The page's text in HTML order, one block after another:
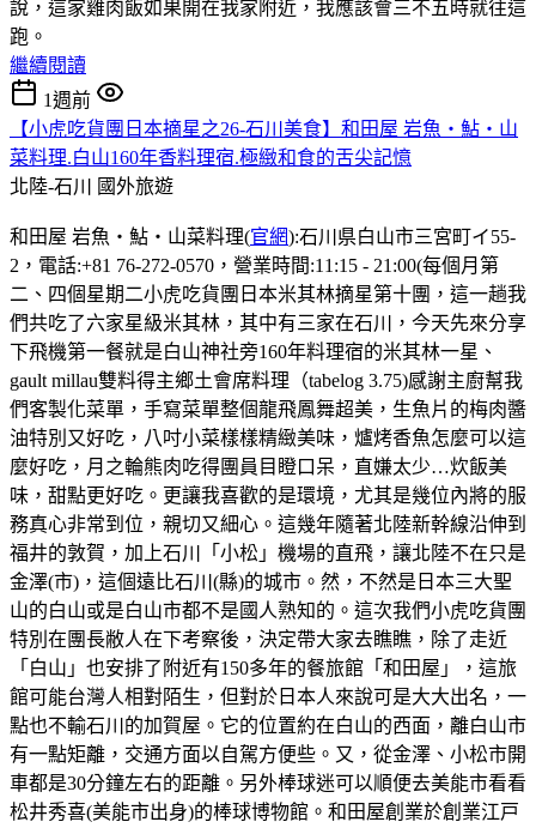
說，這家雞肉飯如果開在我家附近，我應該會三不五時就往這
跑。
繼續閱讀
1週前
【小虎吃貨團日本摘星之26-石川美食】和田屋 岩魚・鮎・山
菜料理.白山160年香料理宿.極緻和食的舌尖記憶
北陸-石川
國外旅遊
和田屋 岩魚・鮎・山菜料理(官網):石川県白山市三宮町イ55-
2，電話:+81 76-272-0570，營業時間:11:15 - 21:00(每個月第
二、四個星期二小虎吃貨團日本米其林摘星第十團，這一趟我
們共吃了六家星級米其林，其中有三家在石川，今天先來分享
下飛機第一餐就是白山神社旁160年料理宿的米其林一星、
gault millau雙料得主鄉土會席料理（tabelog 3.75)感謝主廚幫我
們客製化菜單，手寫菜單整個龍飛鳳舞超美，生魚片的梅肉醬
油特別又好吃，八吋小菜樣樣精緻美味，爐烤香魚怎麼可以這
麼好吃，月之輪熊肉吃得團員目瞪口呆，直嫌太少…炊飯美
味，甜點更好吃。更讓我喜歡的是環境，尤其是幾位內將的服
務真心非常到位，親切又細心。這幾年隨著北陸新幹線沿伸到
福井的敦賀，加上石川「小松」機場的直飛，讓北陸不在只是
金澤(市)，這個遠比石川(縣)的城市。然，不然是日本三大聖
山的白山或是白山市都不是國人熟知的。這次我們小虎吃貨團
特別在團長敝人在下考察後，決定帶大家去瞧瞧，除了走近
「白山」也安排了附近有150多年的餐旅館「和田屋」，這旅
館可能台灣人相對陌生，但對於日本人來說可是大大出名，一
點也不輸石川的加賀屋。它的位置約在白山的西面，離白山市
有一點矩離，交通方面以自駕方便些。又，從金澤、小松市開
車都是30分鐘左右的距離。另外棒球迷可以順便去美能市看看
松井秀喜(美能市出身)的棒球博物館。和田屋創業於創業江戸